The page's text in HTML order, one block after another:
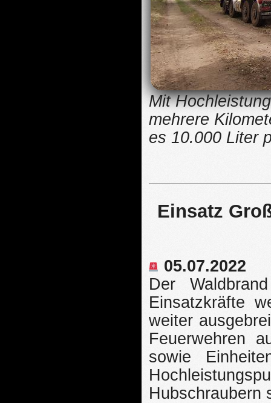
Mit
mehrere
es 10.000 Liter
Einsatz
05.07.2022
Der
Einsatzkräfte
weiter
Feuerwehren
sowie
Hubschraubern